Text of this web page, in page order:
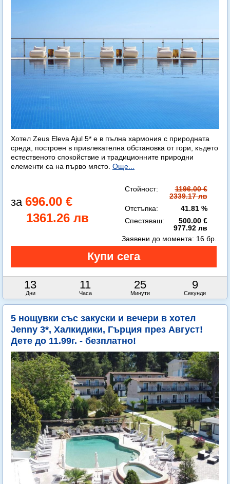
Хотел Zeus Eleva Ajul 5* е в пълна хармония с природната
среда, построен в привлекателна обстановка от гори, където
естественото спокойствие и традиционните природни
елементи са на първо място. Още...
696.00 €
1361.26 лв
Стойност:
1196.00 €
2339.17 лв
Отстъпка:
41.81 %
Спестяваш:
500.00 €
977.92 лв
13
Дни
11
Часа
25
Минути
8
Секунди
Заявени до момента: 16 бр.
5 нощувки със закуски и вечери в хотел
Jenny 3*, Халкидики, Гърция през Август!
Дете до 11.99г. - безплатно!